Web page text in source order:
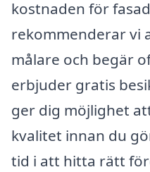
kostnaden för
rekommenderar vi
målare och begär
erbjuder gratis
ger dig möjlighet
kvalitet innan du
tid i att hitta rätt